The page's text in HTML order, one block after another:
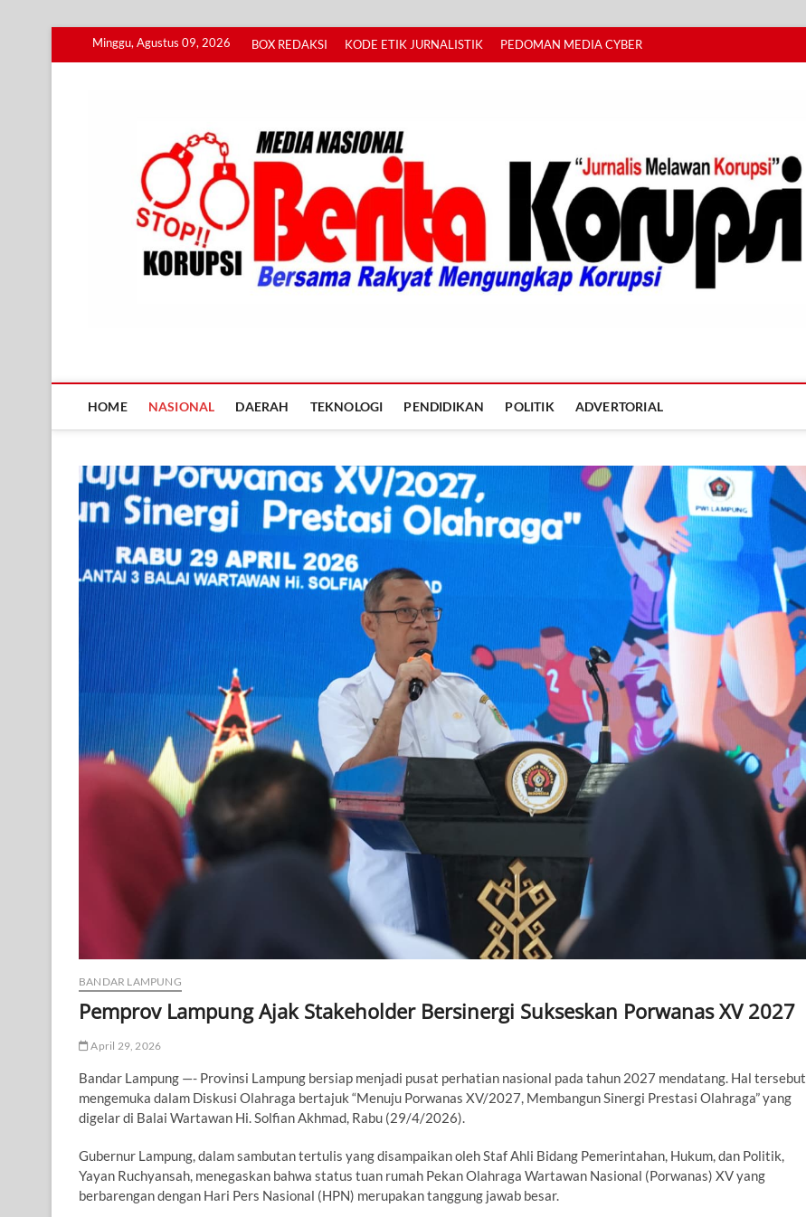
Minggu, Agustus 09, 2026 BOX REDAKSI KODE ETIK JURNALISTIK PEDOMAN MEDIA CYBER
HOME NASIONAL DAERAH TEKNOLOGI PENDIDIKAN POLITIK ADVERTORIAL
BANDAR LAMPUNG
Pemprov Lampung Ajak Stakeholder Bersinergi Sukseskan Porwanas XV 2027
April 29, 2026
Bandar Lampung —- Provinsi Lampung bersiap menjadi pusat perhatian nasional pada tahun 2027 mendatang. Hal tersebut
mengemuka dalam Diskusi Olahraga bertajuk “Menuju Porwanas XV/2027, Membangun Sinergi Prestasi Olahraga” yang
digelar di Balai Wartawan Hi. Solfian Akhmad, Rabu (29/4/2026).
​Gubernur Lampung, dalam sambutan tertulis yang disampaikan oleh Staf Ahli Bidang Pemerintahan, Hukum, dan Politik,
Yayan Ruchyansah, menegaskan bahwa status tuan rumah Pekan Olahraga Wartawan Nasional (Porwanas) XV yang
berbarengan dengan Hari Pers Nasional (HPN) merupakan tanggung jawab besar.